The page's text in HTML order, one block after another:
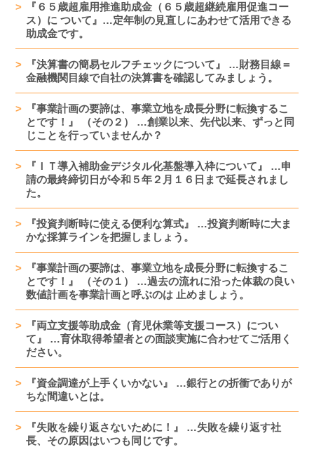
『６５歳超雇用推進助成金（６５歳超継続雇用促進コー
ス）に ついて』…定年制の見直しにあわせて活用できる
助成金です。
『決算書の簡易セルフチェックについて』 …財務目線＝
金融機関目線で自社の決算書を確認してみましょう。
『事業計画の要諦は、事業立地を成長分野に転換するこ
とです！』 （その２） …創業以来、先代以来、ずっと同
じことを行っていませんか？
『ＩＴ導入補助金デジタル化基盤導入枠について』 …申
請の最終締切日が令和５年２月１６日まで延長されまし
た。
『投資判断時に使える便利な算式』 …投資判断時に大ま
かな採算ラインを把握しましょう。
『事業計画の要諦は、事業立地を成長分野に転換するこ
とです！』 （その１） …過去の流れに沿った体裁の良い
数値計画を事業計画と呼ぶのは 止めましょう。
『両立支援等助成金（育児休業等支援コース）につい
て』 …育休取得希望者との面談実施に合わせてご活用く
ださい。
『資金調達が上手くいかない』 …銀行との折衝でありが
ちな間違いとは。
『失敗を繰り返さないために！』 …失敗を繰り返す社
長、その原因はいつも同じです。